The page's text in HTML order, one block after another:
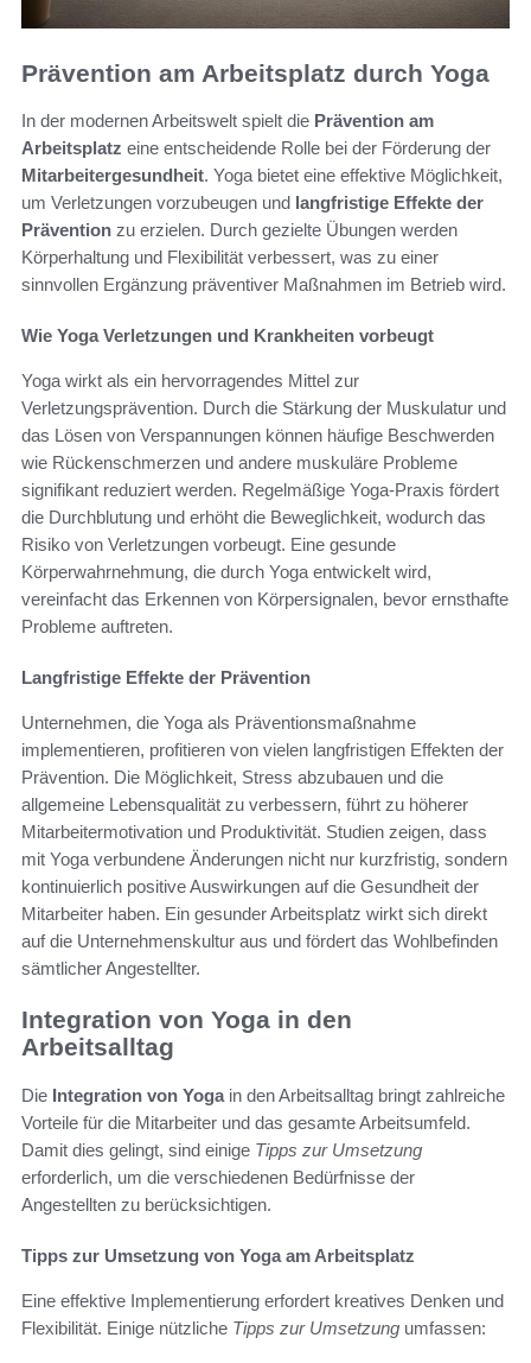
Prävention am Arbeitsplatz durch Yoga
In der modernen Arbeitswelt spielt die Prävention am
Arbeitsplatz eine entscheidende Rolle bei der Förderung der
Mitarbeitergesundheit. Yoga bietet eine effektive Möglichkeit,
um Verletzungen vorzubeugen und langfristige Effekte der
Prävention zu erzielen. Durch gezielte Übungen werden
Körperhaltung und Flexibilität verbessert, was zu einer
sinnvollen Ergänzung präventiver Maßnahmen im Betrieb wird.
Wie Yoga Verletzungen und Krankheiten vorbeugt
Yoga wirkt als ein hervorragendes Mittel zur
Verletzungsprävention. Durch die Stärkung der Muskulatur und
das Lösen von Verspannungen können häufige Beschwerden
wie Rückenschmerzen und andere muskuläre Probleme
signifikant reduziert werden. Regelmäßige Yoga-Praxis fördert
die Durchblutung und erhöht die Beweglichkeit, wodurch das
Risiko von Verletzungen vorbeugt. Eine gesunde
Körperwahrnehmung, die durch Yoga entwickelt wird,
vereinfacht das Erkennen von Körpersignalen, bevor ernsthafte
Probleme auftreten.
Langfristige Effekte der Prävention
Unternehmen, die Yoga als Präventionsmaßnahme
implementieren, profitieren von vielen langfristigen Effekten der
Prävention. Die Möglichkeit, Stress abzubauen und die
allgemeine Lebensqualität zu verbessern, führt zu höherer
Mitarbeitermotivation und Produktivität. Studien zeigen, dass
mit Yoga verbundene Änderungen nicht nur kurzfristig, sondern
kontinuierlich positive Auswirkungen auf die Gesundheit der
Mitarbeiter haben. Ein gesunder Arbeitsplatz wirkt sich direkt
auf die Unternehmenskultur aus und fördert das Wohlbefinden
sämtlicher Angestellter.
Integration von Yoga in den
Arbeitsalltag
Die Integration von Yogain den Arbeitsalltag bringt zahlreiche
Vorteile für die Mitarbeiter und das gesamte Arbeitsumfeld.
Damit dies gelingt, sind einige Tipps zur Umsetzung
erforderlich, um die verschiedenen Bedürfnisse der
Angestellten zu berücksichtigen.
Tipps zur Umsetzung von Yoga am Arbeitsplatz
Eine effektive Implementierung erfordert kreatives Denken und
Flexibilität. Einige nützliche Tipps zur Umsetzung umfassen: